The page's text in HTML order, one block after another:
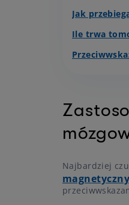
Jak
Ile trwa
Najbardziej